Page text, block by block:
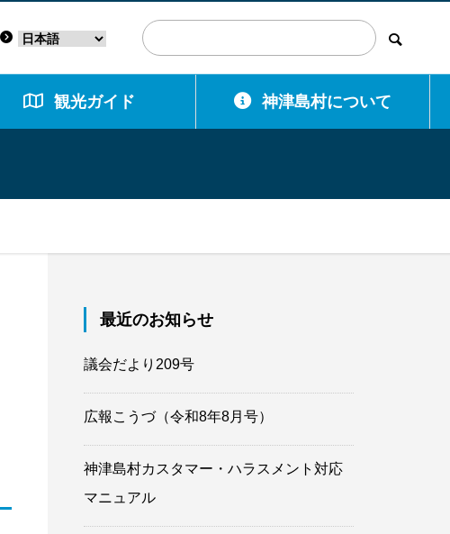
観光ガイド 神津島村について
最近のお知らせ
議会だより209号
広報こうづ（令和8年8月号）
神津島村カスタマー・ハラスメント対応
マニュアル